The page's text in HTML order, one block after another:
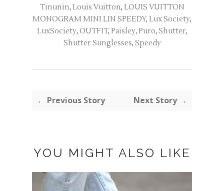
Tinunin, Louis Vuitton, LOUIS VUITTON
MONOGRAM MINI LIN SPEEDY, Lux Society,
LuxSociety, OUTFIT, Paisley, Puro, Shutter,
Shutter Sunglesses, Speedy
← Previous Story Next Story →
YOU MIGHT ALSO LIKE